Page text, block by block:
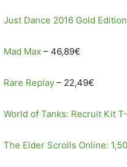
Just Dance 2016 Gold Edition
Mad Max – 46,89€
Rare Replay – 22,49€
World of Tanks: Recruit Kit
The Elder Scrolls Online: